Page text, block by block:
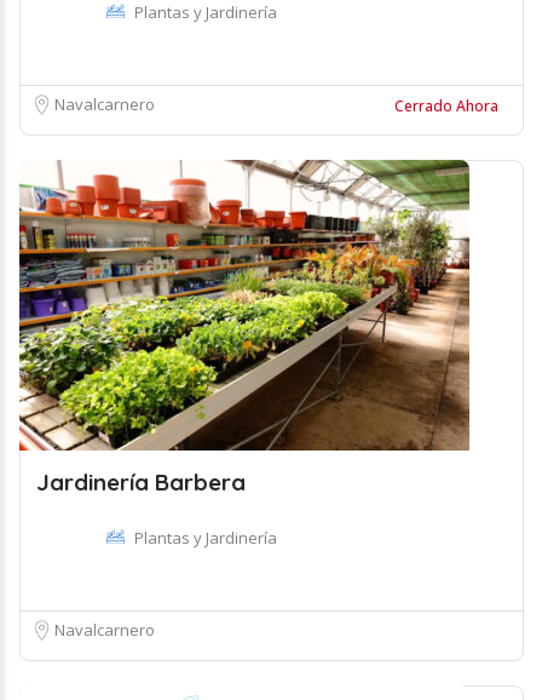
Plantas y Jardinería
Navalcarnero Cerrado Ahora
Jardinería Barbera
Plantas y Jardinería
Navalcarnero